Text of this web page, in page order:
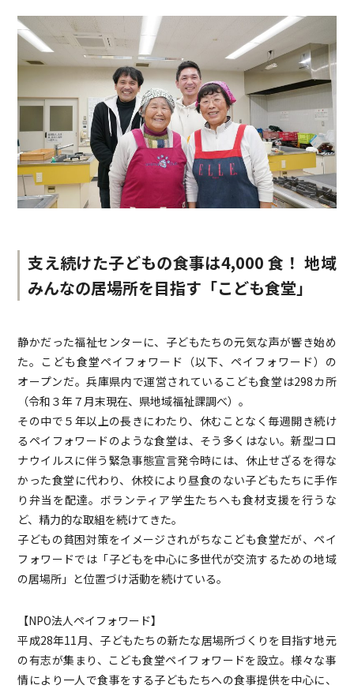
支え続けた子どもの食事は4,000 食！ 地域
みんなの居場所を目指す「こども食堂」
静かだった福祉センターに、子どもたちの元気な声が響き始め
た。こども食堂ペイフォワード（以下、ペイフォワード）の
オープンだ。兵庫県内で運営されているこども食堂は298カ所
（令和３年７月末現在、県地域福祉課調べ）。
その中で５年以上の長きにわたり、休むことなく毎週開き続け
るペイフォワードのような食堂は、そう多くはない。新型コロ
ナウイルスに伴う緊急事態宣言発令時には、休止せざるを得な
かった食堂に代わり、休校により昼食のない子どもたちに手作
り弁当を配達。ボランティア学生たちへも食材支援を行うな
ど、精力的な取組を続けてきた。
子どもの貧困対策をイメージされがちなこども食堂だが、ペイ
フォワードでは「子どもを中心に多世代が交流するための地域
の居場所」と位置づけ活動を続けている。
【NPO法人ペイフォワード】
平成28年11月、子どもたちの新たな居場所づくりを目指す地元
の有志が集まり、こども食堂ペイフォワードを設立。様々な事
情により一人で食事をする子どもたちへの食事提供を中心に、